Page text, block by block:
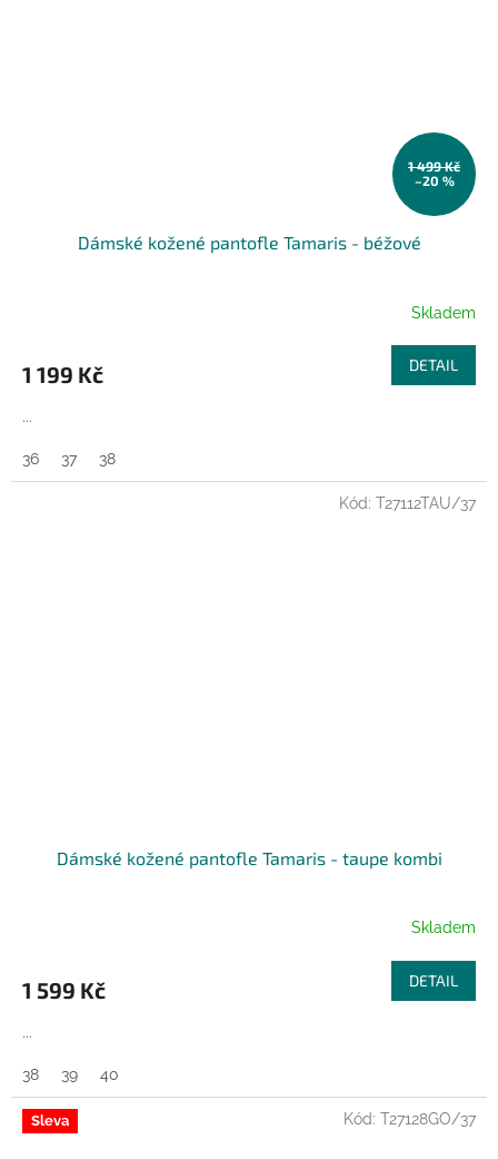
1 499 Kč
–20 %
Dámské kožené pantofle Tamaris - béžové
Skladem
1 199 Kč DETAIL
...
36 37 38
Dámské kožené pantofle Tamaris - taupe kombi
Skladem
1 599 Kč DETAIL
...
38 39 40
Kód: T27112TAU/37
Sleva Kód: T27128GO/37